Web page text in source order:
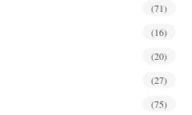
(71)
(16)
(20)
(27)
(75)